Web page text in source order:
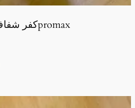
كفر شفاف مع مسكة اسود 16promax